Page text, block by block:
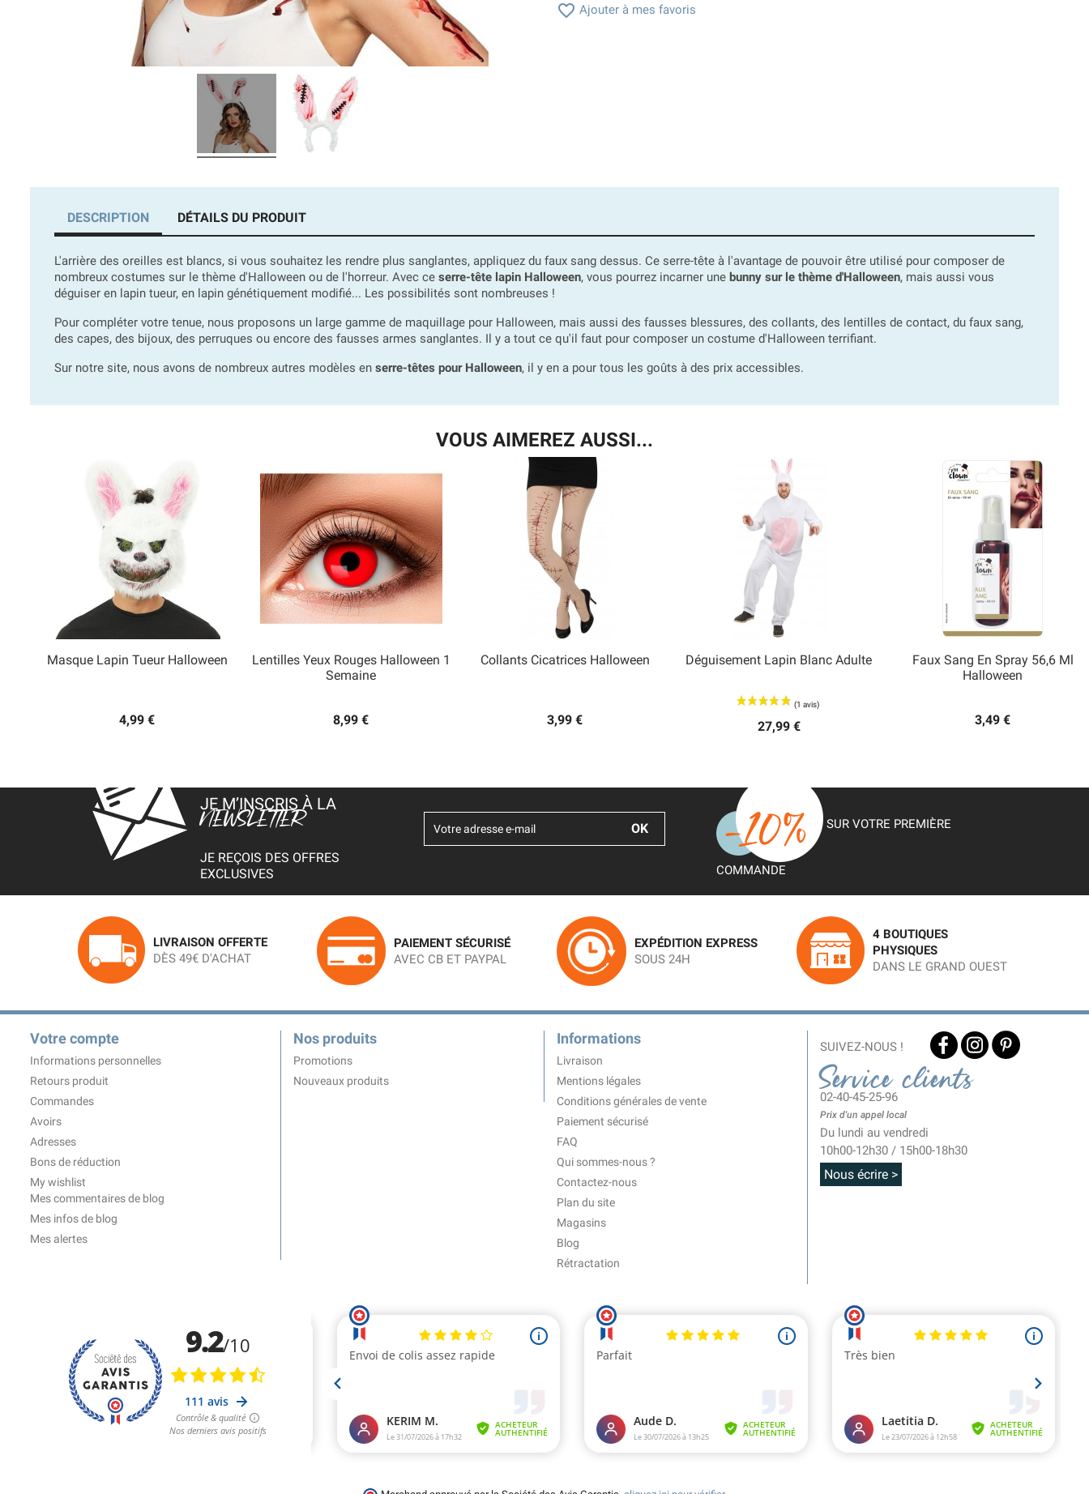
 Ajouter à mes favoris
DESCRIPTION DÉTAILS DU PRODUIT
L'arrière des oreilles est blancs, si vous souhaitez les rendre plus sanglantes, appliquez du faux sang dessus. Ce serre-tête à l'avantage de pouvoir être utilisé pour composer de
nombreux costumes sur le thème d'Halloween ou de l'horreur. Avec ce serre-tête lapin Halloween, vous pourrez incarner une bunny sur le thème d'Halloween, mais aussi vous
déguiser en lapin tueur, en lapin génétiquement modifié... Les possibilités sont nombreuses !
Pour compléter votre tenue, nous proposons un large gamme de maquillage pour Halloween, mais aussi des fausses blessures, des collants, des lentilles de contact, du faux sang,
des capes, des bijoux, des perruques ou encore des fausses armes sanglantes. Il y a tout ce qu'il faut pour composer un costume d'Halloween terrifiant.
Sur notre site, nous avons de nombreux autres modèles en serre-têtes pour Halloween, il y en a pour tous les goûts à des prix accessibles.
VOUS AIMEREZ AUSSI...
Masque Lapin Tueur Halloween
4,99 €
Lentilles Yeux Rouges Halloween 1
Semaine
8,99 €
Aperçu rapide
Collants Cicatrices Halloween
3,99 €
Déguisement Lapin Blanc Adulte
27,99 €
Faux Sang En Spray 56,6 Ml
Halloween
3,49 €
Aperçu rapide
JE M’INSCRIS À LA
NEWSLETTER
JE REÇOIS DES OFFRES
EXCLUSIVES
SUR VOTRE PREMIÈRE
COMMANDE
LIVRAISON OFFERTE
DÈS 49€ D'ACHAT
PAIEMENT SÉCURISÉ
AVEC CB ET PAYPAL
EXPÉDITION EXPRESS
SOUS 24H
4 BOUTIQUES
PHYSIQUES
DANS LE GRAND OUEST
Votre compte
Informations personnelles
Retours produit
Commandes
Avoirs
Adresses
Bons de réduction
My wishlist
Mes commentaires de blog
Mes infos de blog
Mes alertes
Nos produits
Promotions
Nouveaux produits
Informations
Livraison
Mentions légales
Conditions générales de vente
Paiement sécurisé
FAQ
Qui sommes-nous ?
Contactez-nous
Plan du site
Magasins
Blog
Rétractation
SUIVEZ-NOUS !
Service clients
02-40-45-25-96
Prix d'un appel local
Du lundi au vendredi
10h00-12h30 / 15h00-18h30
Nous écrire >